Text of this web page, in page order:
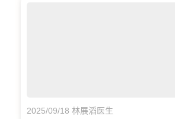
2025/09/18 林展滔医生